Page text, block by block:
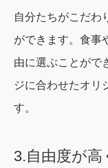
自分たちがこだわ
ができます。食事
由に選ぶことがで
ジに合わせたオリ
す。
3.自由度が